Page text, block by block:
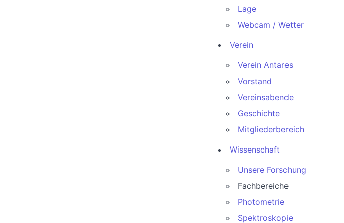
Lage
Webcam / Wetter
Verein
Verein Antares
Vorstand
Vereinsabende
Geschichte
Mitgliederbereich
Wissenschaft
Unsere Forschung
Fachbereiche
Photometrie
Spektroskopie